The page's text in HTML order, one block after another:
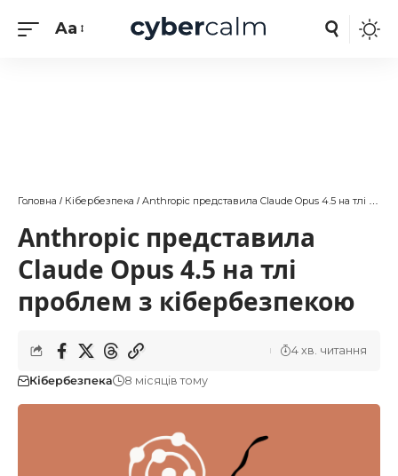
Aa
Головна / Кібербезпека / Anthropic представила Claude Opus 4.5 на тлі проблем з кібербезпекою
Anthropic представила
Claude Opus 4.5 на тлі
проблем з кібербезпекою
Кібербезпека 8 місяців тому
4 хв. читання